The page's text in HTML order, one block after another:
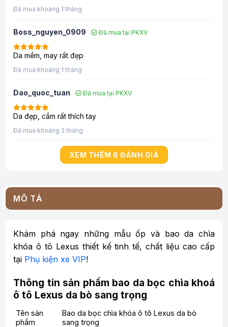
MÔ TẢ
Khám phá ngay những mẫu ốp và bao da chìa
khóa ô tô Lexus thiết kế tinh tế, chất liệu cao cấp
tại Phụ kiện xe VIP!
Thông tin sản phẩm bao da bọc chìa khoá
ô tô Lexus da bò sang trọng
Tên sản
phẩm
Bao da bọc chìa khóa ô tô Lexus da bò
sang trọng
Đã mua khoảng 1 tháng
Boss_nguyen_0909 Đã mua tại PKXV
Da mềm, may rất đẹp
Đã mua khoảng 1 tháng
Dao_quoc_tuan Đã mua tại PKXV
Da đẹp, cầm rất thích tay
Đã mua khoảng 2 tháng
XEM THÊM 6 ĐÁNH GIÁ